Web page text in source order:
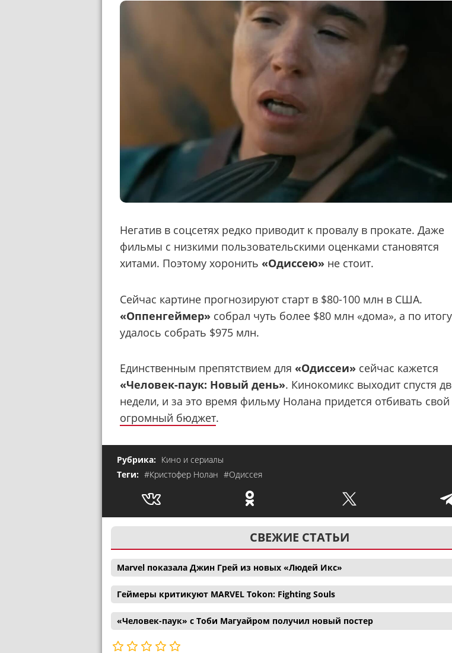
Негатив в соцсетях редко приводит к провалу в прокате. Даже
фильмы с низкими пользовательскими оценками становятся
хитами. Поэтому хоронить «Одиссею» не стоит.
Сейчас картине прогнозируют старт в $80-100 млн в США.
«Оппенгеймер» собрал чуть более $80 млн «дома», а по итогу
удалось собрать $975 млн.
Единственным препятствием для «Одиссеи» сейчас кажется
«Человек-паук: Новый день». Кинокомикс выходит спустя
недели, и за это время фильму Нолана придется отбивать свой
огромный бюджет.
Рубрика: Кино и сериалы
Теги: #Кристофер Нолан #Одиссея
СВЕЖИЕ СТАТЬИ
Marvel показала Джин Грей из новых «Людей Икс»
Геймеры критикуют MARVEL Tokon: Fighting Souls
«Человек-паук» с Тоби Магуайром получил новый постер